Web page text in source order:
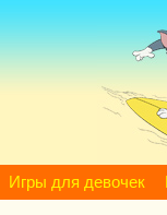
Игры для девочек